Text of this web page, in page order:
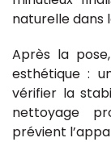
naturelle dans
Après la
esthétique :
vérifier la
nettoyage
prévient